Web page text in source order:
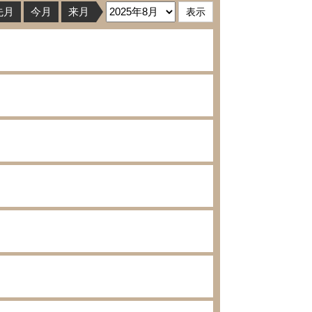
月 今月 来月